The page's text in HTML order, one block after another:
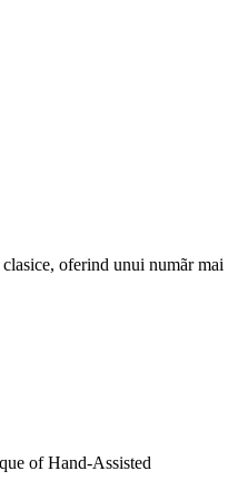
oferind unui numãr mai
of Hand-Assisted